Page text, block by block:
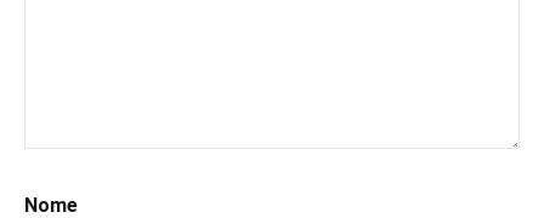
#recensionilibri
Nome